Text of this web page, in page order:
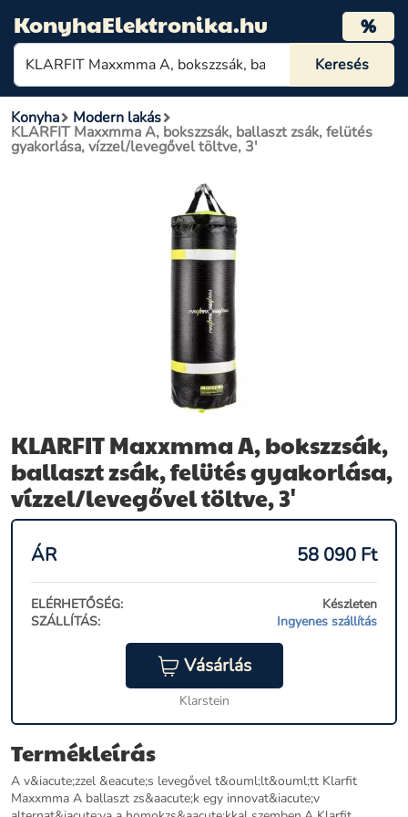
KonyhaElektronika.hu %
Konyha Modern lakás
KLARFIT Maxxmma A, bokszzsák, ballaszt zsák, felütés
gyakorlása, vízzel/levegővel töltve, 3'
KLARFIT Maxxmma A, bokszzsák,
ballaszt zsák, felütés gyakorlása,
vízzel/levegővel töltve, 3'
ÁR 58 090 Ft
ELÉRHETŐSÉG:
Készleten
SZÁLLÍTÁS:
Ingyenes szállítás
Vásárlás
Klarstein
Termékleírás
A v&iacute;zzel &eacute;s levegővel t&ouml;lt&ouml;tt Klarfit
Maxxmma A ballaszt zs&aacute;k egy innovat&iacute;v